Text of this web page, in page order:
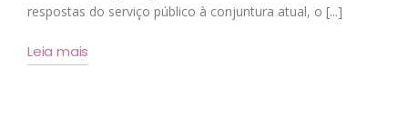
respostas do serviço público à conjuntura atual, o [...]
Leia mais